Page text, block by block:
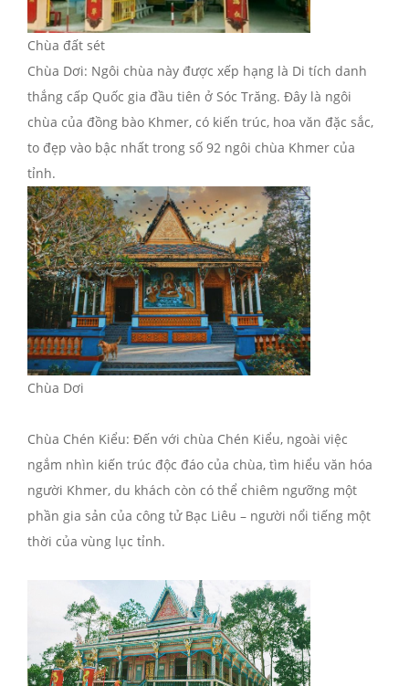
Chùa đất sét
Chùa Dơi: Ngôi chùa này được xếp hạng là Di tích danh
thắng cấp Quốc gia đầu tiên ở Sóc Trăng. Đây là ngôi
chùa của đồng bào Khmer, có kiến trúc, hoa văn đặc sắc,
to đẹp vào bậc nhất trong số 92 ngôi chùa Khmer của
tỉnh.
Chùa Dơi
Chùa Chén Kiểu: Đến với chùa Chén Kiểu, ngoài việc
ngắm nhìn kiến trúc độc đáo của chùa, tìm hiểu văn hóa
người Khmer, du khách còn có thể chiêm ngưỡng một
phần gia sản của công tử Bạc Liêu – người nổi tiếng một
thời của vùng lục tỉnh.